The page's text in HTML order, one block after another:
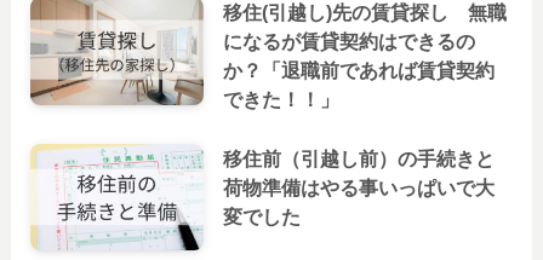
移住(引越し)先の賃貸探し 無職
になるが賃貸契約はできるの
か？「退職前であれば賃貸契約
できた！！」
移住前（引越し前）の手続きと
荷物準備はやる事いっぱいで大
変でした